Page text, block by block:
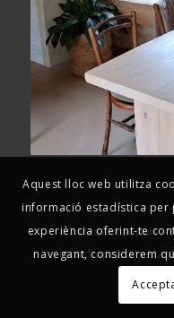
© Masferranpals –
lucashope.com,
Aquest lloc web utilitza
informació estadística
experiència oferint-te
navegant, considerem